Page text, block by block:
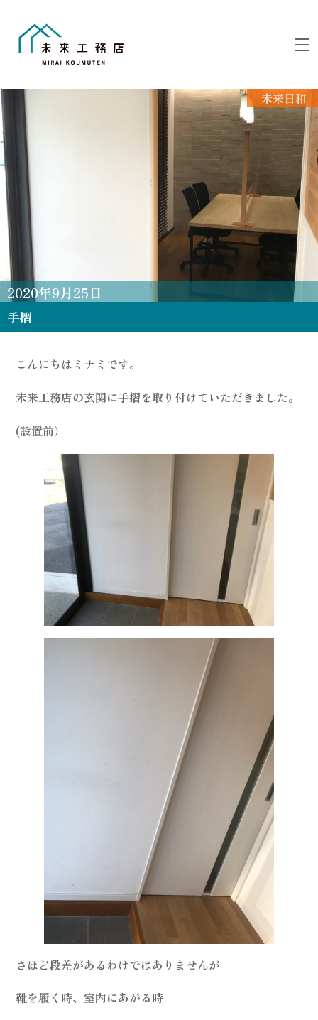
未来日和
2020年9月25日
手摺
こんにちはミナミです。
未来工務店の玄関に手摺を取り付けていただきました。
(設置前）
さほど段差があるわけではありませんが
靴を履く時、室内にあがる時